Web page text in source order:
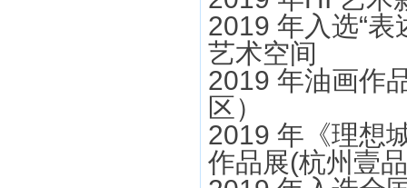
2019 年入选“
艺术空间
2019 年油画作
区）
2019 年《理想
作品展(杭州壹